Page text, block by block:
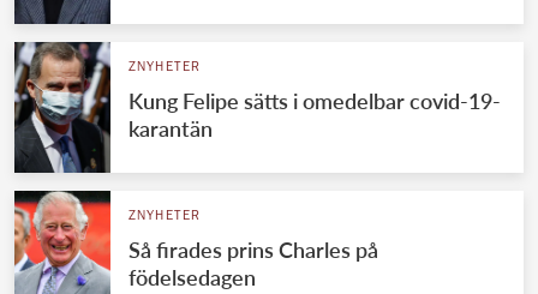
Danska kungahuset
Spanska kungahuset
Jordanska kungahuset
Luxemburgska storhertighuset
ZNYHETER
Kung Felipe sätts i omedelbar covid-19-
karantän
ZNYHETER
Så firades prins Charles på
födelsedagen